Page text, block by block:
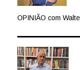
OPINIÃO com